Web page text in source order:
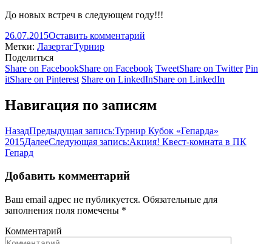
До новых встреч в следующем году!!!
26.07.2015Оставить комментарий
Метки: ЛазертагТурнир
Поделиться
Share on FacebookShare on Facebook TweetShare on Twitter Pin
itShare on Pinterest Share on LinkedInShare on LinkedIn
Навигация по записям
НазадПредыдущая запись:Турнир Кубок «Гепарда»
2015ДалееСледующая запись:Акция! Квест-комната в ПК
Гепард
Добавить комментарий
Ваш email адрес не публикуется. Обязательные для
заполнения поля помечены *
Комментарий